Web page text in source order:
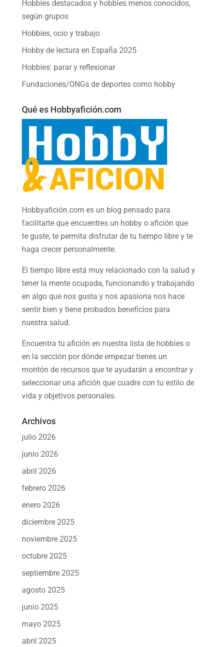
Hobbies destacados y hobbies menos conocidos,
según grupos
Hobbies, ocio y trabajo
Hobby de lectura en España 2025
Hobbies: parar y reflexionar
Fundaciones/ONGs de deportes como hobby
Qué es Hobbyafición.com
Hobbyafición.com es un blog pensado para
facilitarte que encuentres un hobby o afición que
te guste, te permita disfrutar de tu tiempo libre y te
haga crecer personalmente.
El tiempo libre está muy relacionado con la salud y
tener la mente ocupada, funcionando y trabajando
en algo que nos gusta y nos apasiona nos hace
sentir bien y tiene probados beneficios para
nuestra salud.
Encuentra tu afición en nuestra lista de hobbieso
en la sección por dónde empezar tienes un
montón de recursos que te ayudarán a encontrar y
seleccionar una afición que cuadre con tu estilo de
vida y objetivos personales.
Archivos
julio 2026
junio 2026
abril 2026
febrero 2026
enero 2026
diciembre 2025
noviembre 2025
octubre 2025
septiembre 2025
agosto 2025
junio 2025
mayo 2025
abril 2025